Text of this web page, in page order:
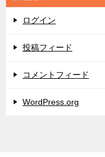
ログイン
投稿フィード
コメントフィード
WordPress.org